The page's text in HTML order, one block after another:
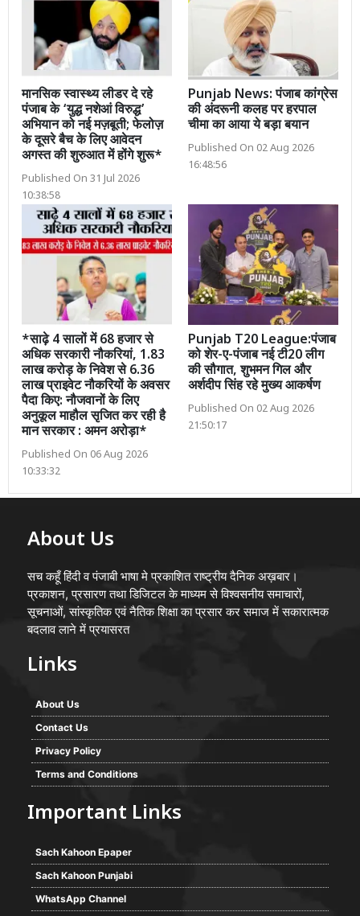
मानसिक स्वास्थ्य लीडर दे रहे
पंजाब के ‘युद्ध नशेआं विरुद्ध’
अभियान को नई मज़बूती; फेलोज़
के दूसरे बैच के लिए आवेदन
अगस्त की शुरुआत में होंगे शुरू*
Published On 31 Jul 2026
10:38:58
Punjab News: पंजाब कांग्रेस
की अंदरूनी कलह पर हरपाल
चीमा का आया ये बड़ा बयान
Published On 02 Aug 2026
16:48:56
*साढ़े 4 सालों में 68 हजार से
अधिक सरकारी नौकरियां, 1.83
लाख करोड़ के निवेश से 6.36
लाख प्राइवेट नौकरियों के अवसर
पैदा किए: नौजवानों के लिए
अनुकूल माहौल सृजित कर रही है
मान सरकार : अमन अरोड़ा*
Published On 06 Aug 2026
10:33:32
Punjab T20 League:पंजाब
को शेर-ए-पंजाब नई टी20 लीग
की सौगात, शुभमन गिल और
अर्शदीप सिंह रहे मुख्य आकर्षण
Published On 02 Aug 2026
21:50:17
About Us
सच कहूँ हिंदी व पंजाबी भाषा मे प्रकाशित राष्ट्रीय दैनिक अख़बार।
प्रकाशन, प्रसारण तथा डिजिटल के माध्यम से विश्वसनीय समाचारों,
सूचनाओं, सांस्कृतिक एवं नैतिक शिक्षा का प्रसार कर समाज में सकारात्मक
बदलाव लाने में प्रयासरत
Links
About Us
Contact Us
Privacy Policy
Terms and Conditions
Important Links
Sach Kahoon Epaper
Sach Kahoon Punjabi
WhatsApp Channel